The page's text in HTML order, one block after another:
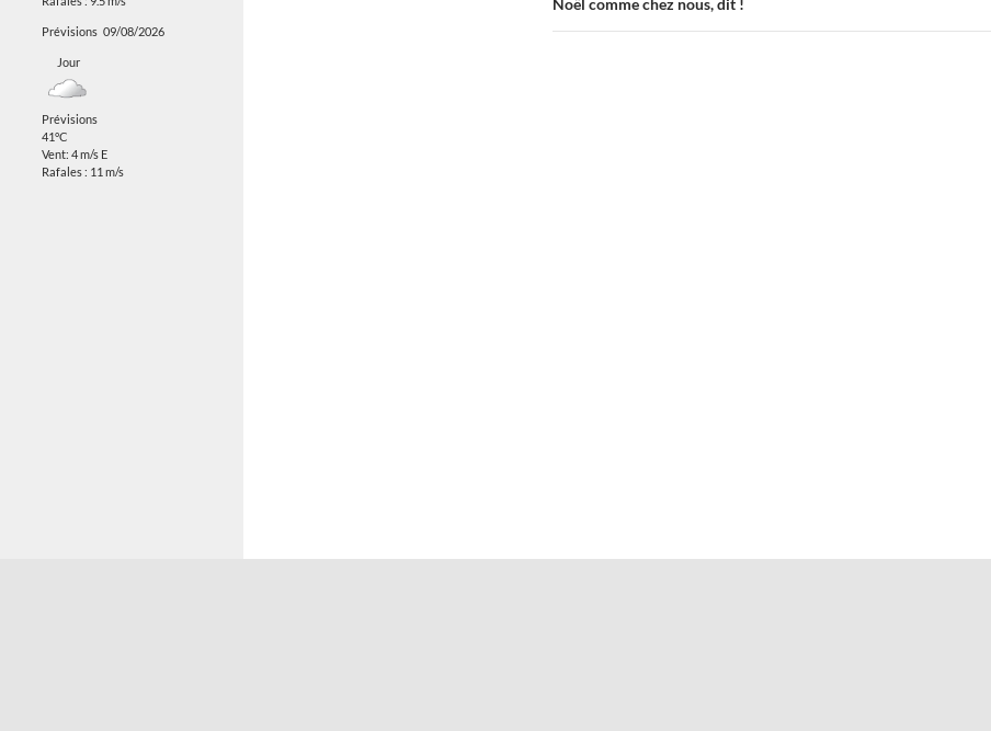
Noël comme chez nous, dit !
Prévisions 09/08/2026
Jour
Prévisions
41°C
Vent: 4 m/s E
Rafales : 11 m/s